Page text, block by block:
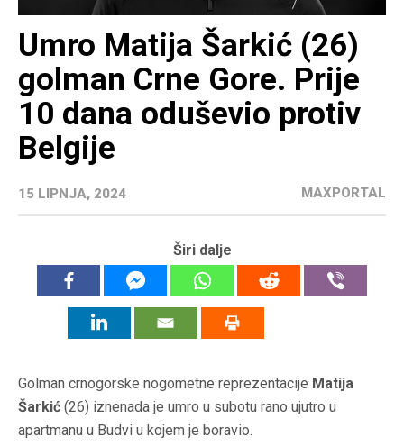
Umro Matija Šarkić (26)
golman Crne Gore. Prije
10 dana oduševio protiv
Belgije
15 LIPNJA, 2024 MAXPORTAL
Širi dalje
Golman crnogorske nogometne reprezentacije Matija
Šarkić (26) iznenada je umro u subotu rano ujutro u
apartmanu u Budvi u kojem je boravio.